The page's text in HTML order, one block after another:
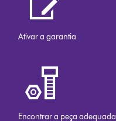
Ativar a garantia
Encontrar a peça adequada